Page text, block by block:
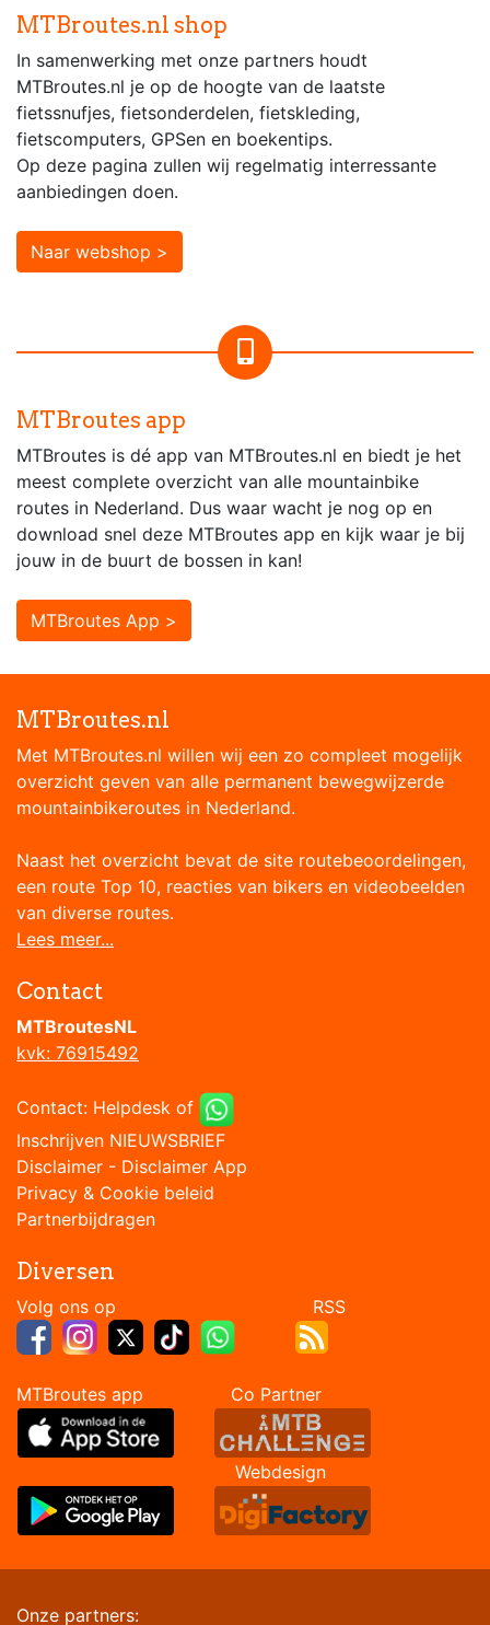
MTBroutes.nl shop
In samenwerking met onze partners houdt
MTBroutes.nl je op de hoogte van de laatste
fietssnufjes, fietsonderdelen, fietskleding,
fietscomputers, GPSen en boekentips.
Op deze pagina zullen wij regelmatig interressante
aanbiedingen doen.
Naar webshop >
MTBroutes app
MTBroutes is dé app van MTBroutes.nl en biedt je het
meest complete overzicht van alle mountainbike
routes in Nederland. Dus waar wacht je nog op en
download snel deze MTBroutes app en kijk waar je bij
jouw in de buurt de bossen in kan!
MTBroutes App >
MTBroutes.nl
Met MTBroutes.nl willen wij een zo compleet mogelijk
overzicht geven van alle permanent bewegwijzerde
mountainbikeroutes in Nederland.
Naast het overzicht bevat de site routebeoordelingen,
een route Top 10, reacties van bikers en videobeelden
van diverse routes.
Lees meer...
Contact
MTBroutesNL
kvk: 76915492
Contact: Helpdesk of
Inschrijven NIEUWSBRIEF
Disclaimer - Disclaimer App
Privacy & Cookie beleid
Partnerbijdragen
Diversen
Volg ons op RSS
MTBroutes app Co Partner
Webdesign
Onze partners: